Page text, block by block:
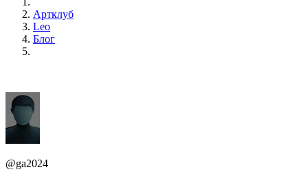
Артклуб
Leo
Блог
@ga2024